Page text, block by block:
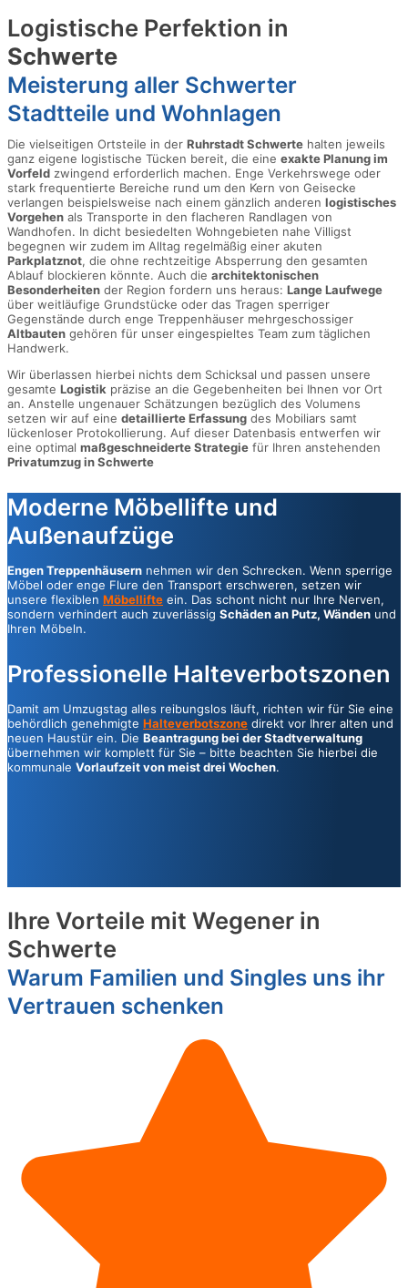
Logistische Perfektion in
Schwerte
Meisterung aller Schwerter
Stadtteile und Wohnlagen
Die vielseitigen Ortsteile in der Ruhrstadt Schwerte halten jeweils
ganz eigene logistische Tücken bereit, die eine exakte Planung im
Vorfeld zwingend erforderlich machen. Enge Verkehrswege oder
stark frequentierte Bereiche rund um den Kern von Geisecke
verlangen beispielsweise nach einem gänzlich anderen logistisches
Vorgehen als Transporte in den flacheren Randlagen von
Wandhofen. In dicht besiedelten Wohngebieten nahe Villigst
begegnen wir zudem im Alltag regelmäßig einer akuten
Parkplatznot, die ohne rechtzeitige Absperrung den gesamten
Ablauf blockieren könnte. Auch die architektonischen
Besonderheiten der Region fordern uns heraus: Lange Laufwege
über weitläufige Grundstücke oder das Tragen sperriger
Gegenstände durch enge Treppenhäuser mehrgeschossiger
Altbauten gehören für unser eingespieltes Team zum täglichen
Handwerk.
Wir überlassen hierbei nichts dem Schicksal und passen unsere
gesamte Logistik präzise an die Gegebenheiten bei Ihnen vor Ort
an. Anstelle ungenauer Schätzungen bezüglich des Volumens
setzen wir auf eine detaillierte Erfassung des Mobiliars samt
lückenloser Protokollierung. Auf dieser Datenbasis entwerfen wir
eine optimal maßgeschneiderte Strategie für Ihren anstehenden
Privatumzug in Schwerte
Moderne Möbellifte und
Außenaufzüge
Engen Treppenhäusern nehmen wir den Schrecken. Wenn sperrige
Möbel oder enge Flure den Transport erschweren, setzen wir
unsere flexiblen Möbellifte ein. Das schont nicht nur Ihre Nerven,
sondern verhindert auch zuverlässig Schäden an Putz, Wänden und
Ihren Möbeln.
Professionelle Halteverbotszonen
Damit am Umzugstag alles reibungslos läuft, richten wir für Sie eine
behördlich genehmigte Halteverbotszone direkt vor Ihrer alten und
neuen Haustür ein. Die Beantragung bei der Stadtverwaltung
übernehmen wir komplett für Sie – bitte beachten Sie hierbei die
kommunale Vorlaufzeit von meist drei Wochen.
Ihre Vorteile mit Wegener in
Schwerte
Warum Familien und Singles uns ihr
Vertrauen schenken